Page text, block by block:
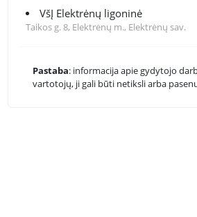
VšĮ Elektrėnų ligoninė
Taikos g. 8, Elektrėnų m., Elektrėnų sav.
Pastaba: informacija apie gydytojo
vartotojų, ji gali būti netiksli arba